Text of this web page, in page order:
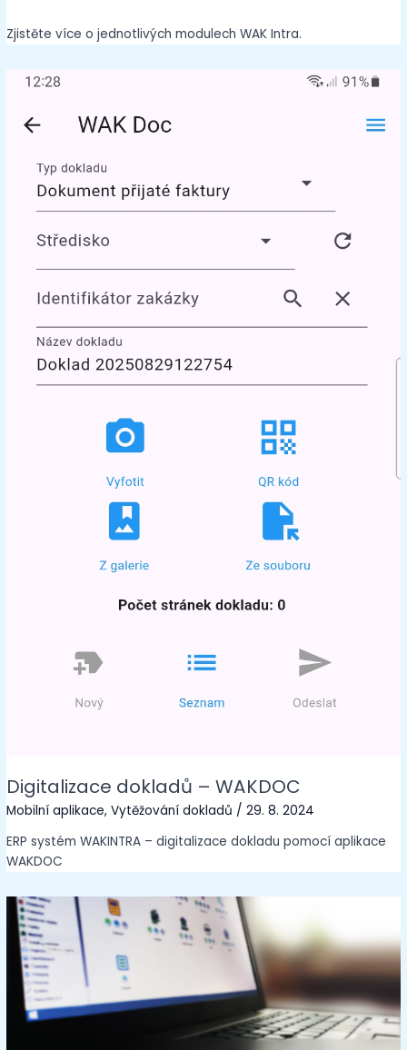
Zjistěte více o jednotlivých modulech WAK Intra.
Digitalizace dokladů – WAKDOC
Mobilní aplikace,Vytěžování dokladů /29. 8. 2024
ERP systém WAKINTRA – digitalizace dokladu pomocí aplikace
WAKDOC